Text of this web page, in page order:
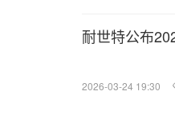
耐世特公布
2026-03-24 19:30